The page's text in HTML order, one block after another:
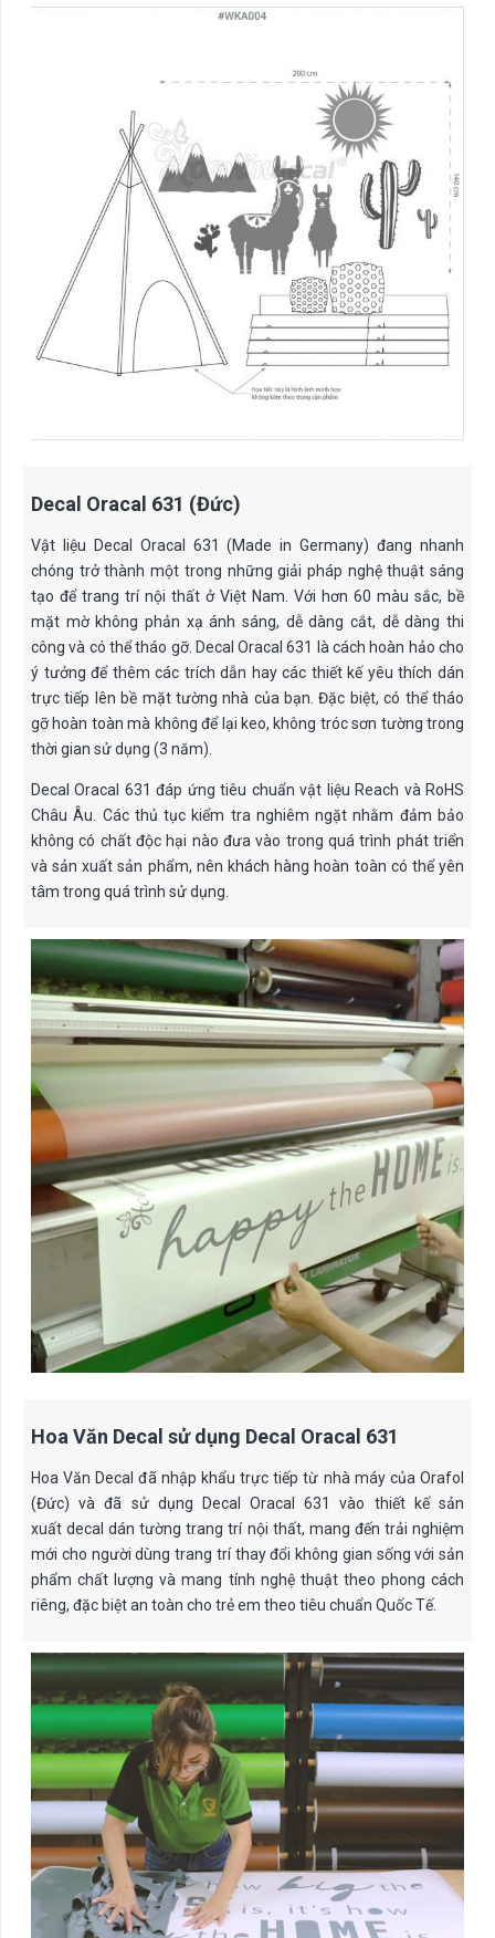
Decal Oracal 631 (Đức)
Vật liệu Decal Oracal 631 (Made in Germany) đang nhanh
chóng trở thành một trong những giải pháp nghệ thuật sáng
tạo để trang trí nội thất ở Việt Nam. Với hơn 60 màu sắc, bề
mặt mờ không phản xạ ánh sáng, dễ dàng cắt, dễ dàng thi
công và có thể tháo gỡ. Decal Oracal 631 là cách hoàn hảo cho
ý tưởng để thêm các trích dẫn hay các thiết kế yêu thích dán
trực tiếp lên bề mặt tường nhà của bạn. Đặc biệt, có thể tháo
gỡ hoàn toàn mà không để lại keo, không tróc sơn tường trong
thời gian sử dụng (3 năm).
Decal Oracal 631 đáp ứng tiêu chuẩn vật liệu Reach và RoHS
Châu Âu. Các thủ tục kiểm tra nghiêm ngặt nhằm đảm bảo
không có chất độc hại nào đưa vào trong quá trình phát triển
và sản xuất sản phẩm, nên khách hàng hoàn toàn có thể yên
tâm trong quá trình sử dụng.
Hoa Văn Decal sử dụng Decal Oracal 631
Hoa Văn Decal đã nhập khẩu trực tiếp từ nhà máy của Orafol
(Đức) và đã sử dụng Decal Oracal 631 vào thiết kế sản
xuất decal dán tường trang trí nội thất, mang đến trải nghiệm
mới cho người dùng trang trí thay đổi không gian sống với sản
phẩm chất lượng và mang tính nghệ thuật theo phong cách
riêng, đặc biệt an toàn cho trẻ em theo tiêu chuẩn Quốc Tế.